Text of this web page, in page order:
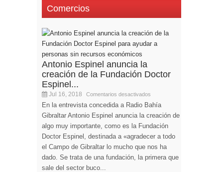
Comercios
Antonio Espinel anuncia la
creación de la Fundación Doctor
Espinel...
Jul 16, 2018 Comentarios desactivados
En la entrevista concedida a Radio Bahía
Gibraltar Antonio Espinel anuncia la creación de
algo muy importante, como es la Fundación
Doctor Espinel, destinada a «agradecer a todo
el Campo de Gibraltar lo mucho que nos ha
dado. Se trata de una fundación, la primera que
sale del sector buco...